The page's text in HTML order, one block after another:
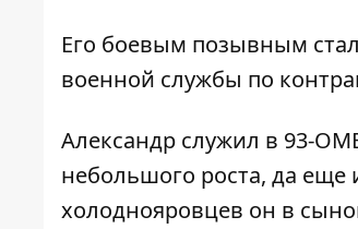
Его боевым позывным
военной службы по
Александр служил в 93-
небольшого роста, да
холоднояровцев он в